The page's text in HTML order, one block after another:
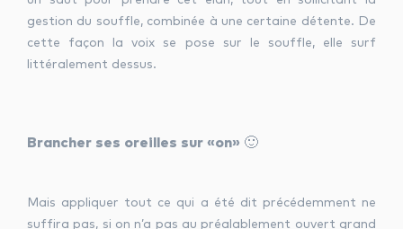
gestion du souffle, combinée à une certaine détente. De
cette façon la voix se pose sur le souffle, elle surf
littéralement dessus.
Brancher ses oreilles sur «on» 🙂
Mais appliquer tout ce qui a été dit précédemment ne
suffira pas, si on n’a pas au préalablement ouvert grand